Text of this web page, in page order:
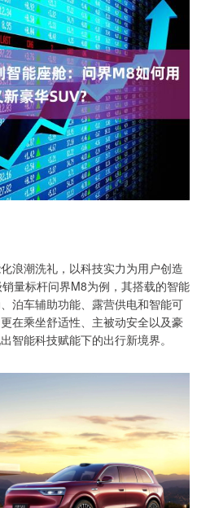
浪潮洗礼，以科技实力为用户创造
量标杆问界M8为例，其搭载的智能
泊车辅助功能、露营供电和智能可
在乘坐舒适性、主被动安全以及豪
智能科技赋能下的出行新境界。